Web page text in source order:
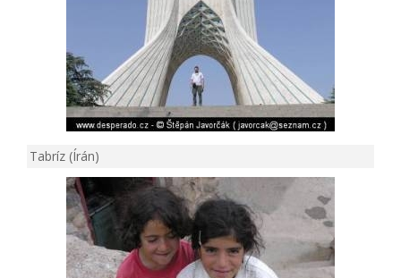
Tabríz (Írán)